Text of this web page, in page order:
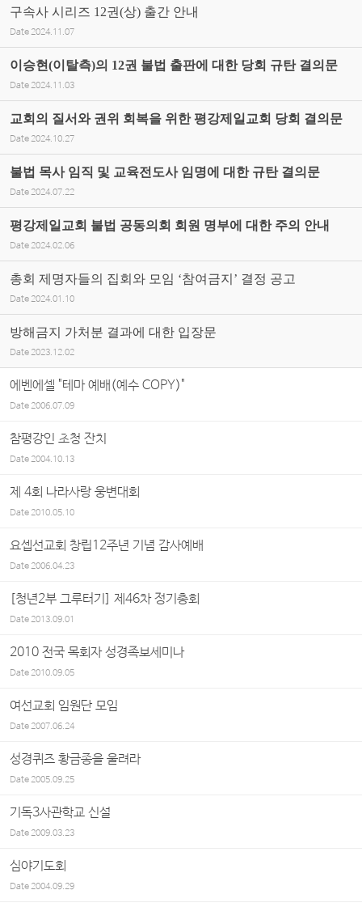
구속사 시리즈 12권(상) 출간 안내
Date 2024.11.07
이승현(이탈측)의 12권 불법 출판에 대한 당회 규탄 결의문
Date 2024.11.03
교회의 질서와 권위 회복을 위한 평강제일교회 당회 결의문
Date 2024.10.27
불법 목사 임직 및 교육전도사 임명에 대한 규탄 결의문
Date 2024.07.22
평강제일교회 불법 공동의회 회원 명부에 대한 주의 안내
Date 2024.02.06
총회 제명자들의 집회와 모임 ‘참여금지’ 결정 공고
Date 2024.01.10
방해금지 가처분 결과에 대한 입장문
Date 2023.12.02
에벤에셀 "테마 예배(예수 COPY)"
Date2006.07.09
참평강인 초청 잔치
Date2004.10.13
제 4회 나라사랑 웅변대회
Date2010.05.10
요셉선교회 창립12주년 기념 감사예배
Date2006.04.23
[청년2부 그루터기] 제46차 정기총회
Date2013.09.01
2010 전국 목회자 성경족보세미나
Date2010.09.05
여선교회 임원단 모임
Date2007.06.24
성경퀴즈 황금종을 울려라
Date2005.09.25
기독3사관학교 신설
Date2009.03.23
심야기도회
Date2004.09.29